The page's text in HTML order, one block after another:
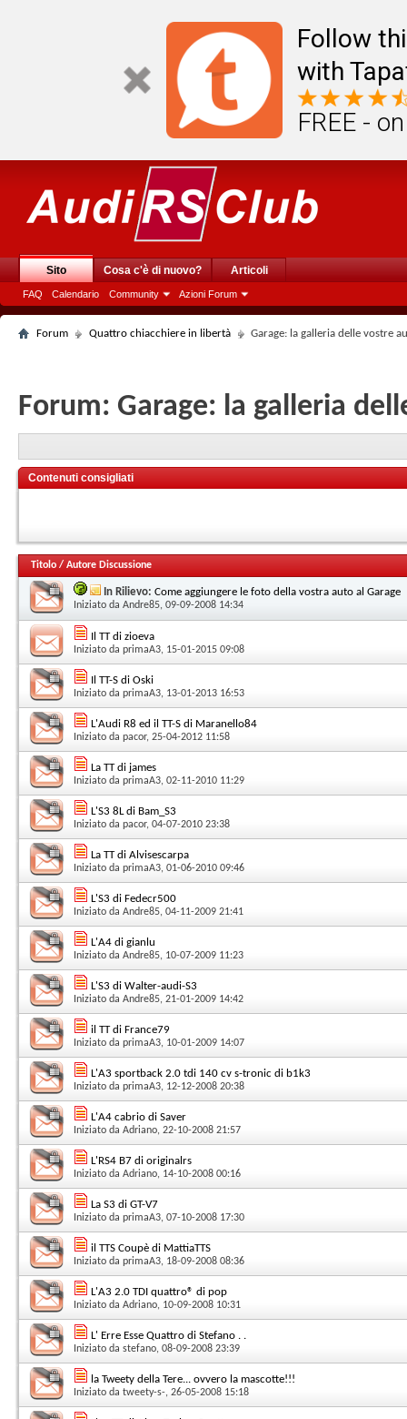
Follow
with
FREE -
Sito
FAQ Calendario Community Azioni Forum
Cosa c'è di nuovo? Articoli
Forum Quattro chiacchiere in libertà Garage: la galleria delle vostre
Forum: Garage: la galleria
Contenuti consigliati
Titolo / Autore Discussione
In Rilievo: Come aggiungere le foto della vostra auto al Garage
Iniziato da Andre85, 09-09-2008 14:34
Il TT di zioeva
Iniziato da primaA3, 15-01-2015 09:08
Il TT-S di Oski
Iniziato da primaA3, 13-01-2013 16:53
L'Audi R8 ed il TT-S di Maranello84
Iniziato da pacor, 25-04-2012 11:58
La TT di james
Iniziato da primaA3, 02-11-2010 11:29
L'S3 8L di Bam_S3
Iniziato da pacor, 04-07-2010 23:38
La TT di Alvisescarpa
Iniziato da primaA3, 01-06-2010 09:46
L'S3 di Fedecr500
Iniziato da Andre85, 04-11-2009 21:41
L'A4 di gianlu
Iniziato da Andre85, 10-07-2009 11:23
L'S3 di Walter-audi-S3
Iniziato da Andre85, 21-01-2009 14:42
il TT di France79
Iniziato da primaA3, 10-01-2009 14:07
L'A3 sportback 2.0 tdi 140 cv s-tronic di b1k3
Iniziato da primaA3, 12-12-2008 20:38
L'A4 cabrio di Saver
Iniziato da Adriano, 22-10-2008 21:57
L'RS4 B7 di originalrs
Iniziato da Adriano, 14-10-2008 00:16
La S3 di GT-V7
Iniziato da primaA3, 07-10-2008 17:30
il TTS Coupè di MattiaTTS
Iniziato da primaA3, 18-09-2008 08:36
L'A3 2.0 TDI quattro® di pop
Iniziato da Adriano, 10-09-2008 10:31
L' Erre Esse Quattro di Stefano . .
Iniziato da stefano, 08-09-2008 23:39
la Tweety della Tere... ovvero la mascotte!!!
Iniziato da tweety-s-, 26-05-2008 15:18